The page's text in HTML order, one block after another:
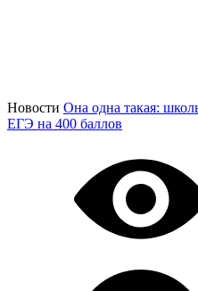
Новости Она одна такая:
ЕГЭ на 400 баллов